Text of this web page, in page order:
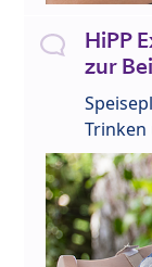
HiPP
zur
Trinken